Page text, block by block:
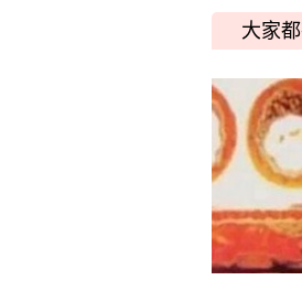
大家